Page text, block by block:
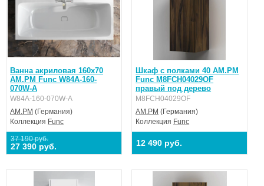
Ванна акриловая 160x70
AM.PM Func W84A-160-
070W-A
W84A-160-070W-A
AM.PM (Германия)
Коллекция Func
37 190 руб.
27 390 руб.
Шкаф с полками 40 AM.PM
Func M8FCH04029OF
правый под дерево
M8FCH04029OF
AM.PM (Германия)
Коллекция Func
12 490 руб.